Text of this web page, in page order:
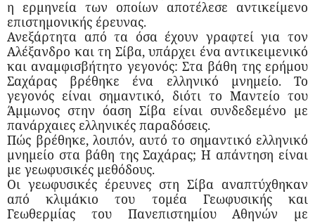
η ερμηνεία των οποίων αποτέλεσε αντικείμενο
επιστημονικής έρευνας.
Ανεξάρτητα από τα όσα έχουν γραφτεί για τον
Αλέξανδρο και τη Σίβα, υπάρχει ένα αντικειμενικό
και αναμφισβήτητο γεγονός: Στα βάθη της ερήμου
Σαχάρας βρέθηκε ένα ελληνικό μνημείο. Το
γεγονός είναι σημαντικό, διότι το Μαντείο του
Άμμωνος στην όαση Σίβα είναι συνδεδεμένο με
πανάρχαιες ελληνικές παραδόσεις.
Πώς βρέθηκε, λοιπόν, αυτό το σημαντικό ελληνικό
μνημείο στα βάθη της Σαχάρας; Η απάντηση είναι
με γεωφυσικές μεθόδους.
Οι γεωφυσικές έρευνες στη Σίβα αναπτύχθηκαν
από κλιμάκιο του τομέα Γεωφυσικής και
Γεωθερμίας του Πανεπιστημίου Αθηνών με